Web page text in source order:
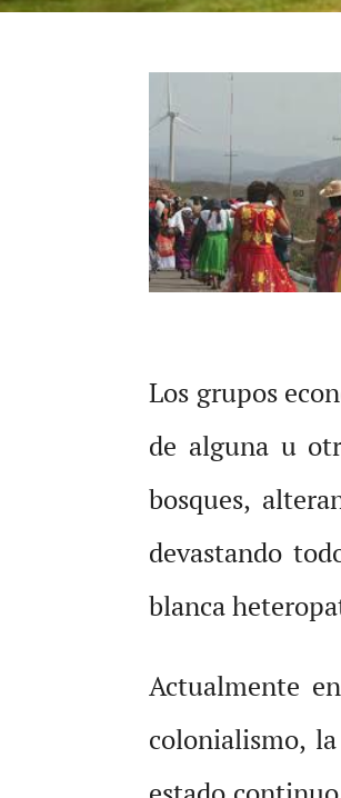
Los grupos
de alguna u
bosques,
devastando
blanca
Actualmente
colonialismo,